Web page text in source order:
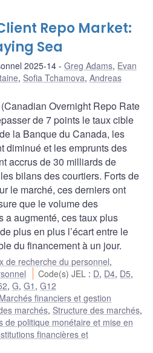
Repo Market:
Sea
2025-14 Greg Adams, Evan
, Sofia Tchamova, Andreas
Overnight Repo Rate
de 7 points le taux cible
la Banque du Canada, les
diminué et les emprunts des
accrus de 30 milliards de
bilans des courtiers. Forts de
le marché, ces derniers ont
que le volume des
a augmenté, ces taux plus
plus en plus l’écart entre le
du financement à un jour.
de recherche du personnel,
Code(s) JEL : D, D4, D5,
, G, G1 , G12
Marchés financiers et gestion
marchés, Structure des marchés,
de politique monétaire et mise en
financières et